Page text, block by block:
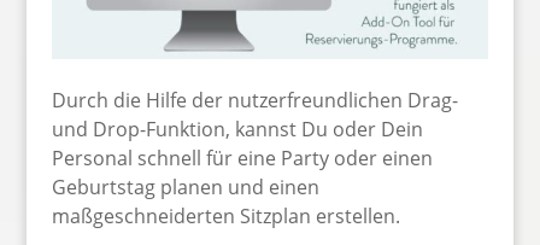
Durch die Hilfe der nutzerfreundlichen Drag-
und Drop-Funktion, kannst Du oder Dein
Personal schnell für eine Party oder einen
Geburtstag planen und einen
maßgeschneiderten Sitzplan erstellen.